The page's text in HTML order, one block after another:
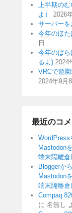
上半期の
よ）
2026
サーバー
今年のほ
日
今年のぱ
るよ) 2024
VRCで遊
2024年9月
最近のコ
WordPress
Mastodon
端末隔離倉
Bloggerか
Mastodon
端末隔離倉
Compaq
に 名無し